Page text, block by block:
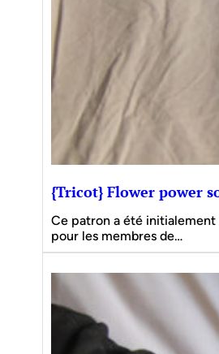
{Tricot} Flower power
Ce patron a été initialement
pour les membres de…